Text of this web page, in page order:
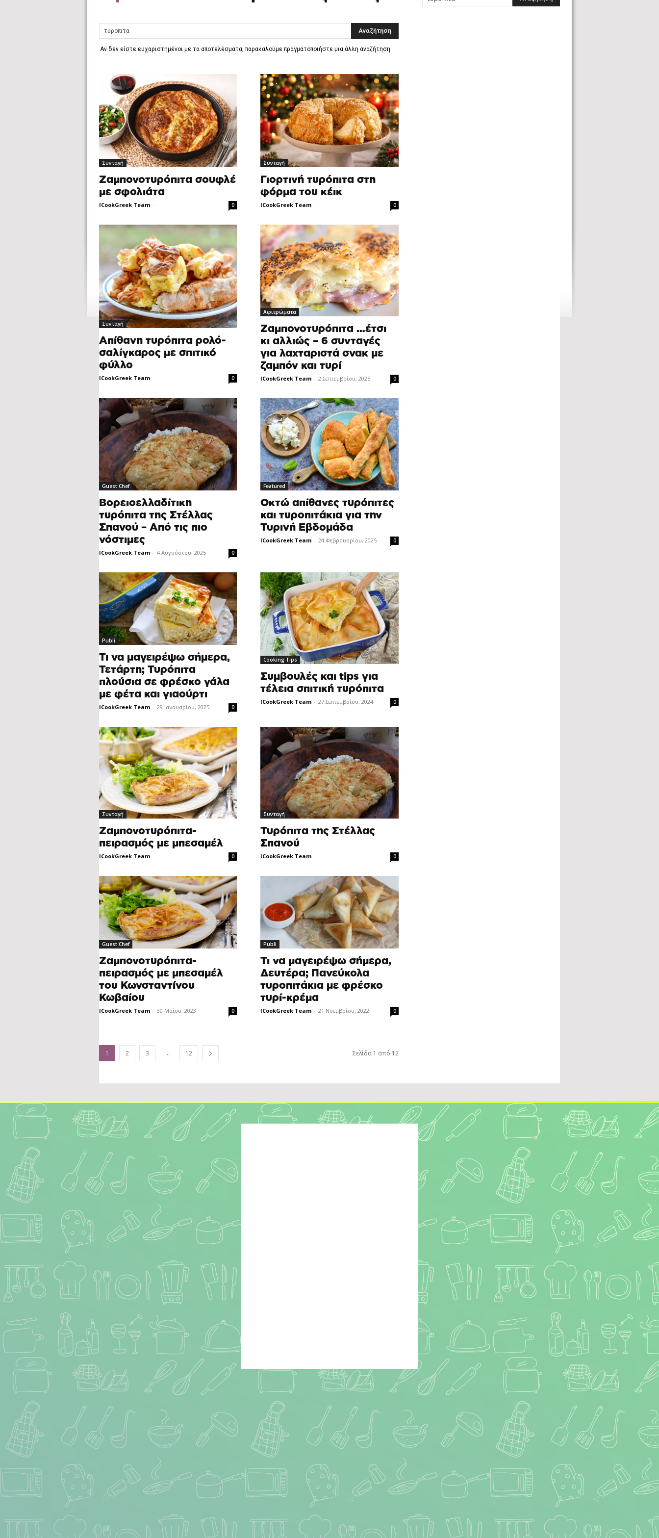
Αν δεν είστε ευχαριστημένοι με τα αποτελέσματα, παρακαλούμε πραγματοποιήστε μια άλλη αναζήτηση
Συνταγή
Ζαμπονοτυρόπιτα σουφλέ
με σφολιάτα
ICookGreek Team - 0
Συνταγή
Γιορτινή τυρόπιτα στη
φόρμα του κέικ
ICookGreek Team - 0
Συνταγή
Απίθανη τυρόπιτα ρολό-
σαλίγκαρος με σπιτικό
φύλλο
ICookGreek Team - 0
Αφιερώματα
Ζαμπονοτυρόπιτα …έτσι
κι αλλιώς – 6 συνταγές
για λαχταριστά σνακ με
ζαμπόν και τυρί
ICookGreek Team - 2 Σεπτεμβρίου, 2025 0
Guest Chef
Βορειοελλαδίτικη
τυρόπιτα της Στέλλας
Σπανού – Από τις πιο
νόστιμες
ICookGreek Team - 4 Αυγούστου, 2025 0
Featured
Οκτώ απίθανες τυρόπιτες
και τυροπιτάκια για την
Τυρινή Eβδομάδα
ICookGreek Team - 24 Φεβρουαρίου, 2025 0
Publi
Τι να μαγειρέψω σήμερα,
Τετάρτη; Τυρόπιτα
πλούσια σε φρέσκο γάλα
με φέτα και γιαούρτι
ICookGreek Team - 29 Ιανουαρίου, 2025 0
Cooking Tips
Συμβουλές και tips για
τέλεια σπιτική τυρόπιτα
ICookGreek Team - 27 Σεπτεμβρίου, 2024 0
Συνταγή
Ζαμπονοτυρόπιτα-
πειρασμός με μπεσαμέλ
ICookGreek Team - 0
Συνταγή
Τυρόπιτα της Στέλλας
Σπανού
ICookGreek Team - 0
Guest Chef
Ζαμπονοτυρόπιτα-
πειρασμός με μπεσαμέλ
του Κωνσταντίνου
Κωβαίου
ICookGreek Team - 30 Μαΐου, 2023 0
Publi
Τι να μαγειρέψω σήμερα,
Δευτέρα; Πανεύκολα
τυροπιτάκια με φρέσκο
τυρί-κρέμα
ICookGreek Team - 21 Νοεμβρίου, 2022 0
1 2 3 ... 12 Σελίδα 1 από 12